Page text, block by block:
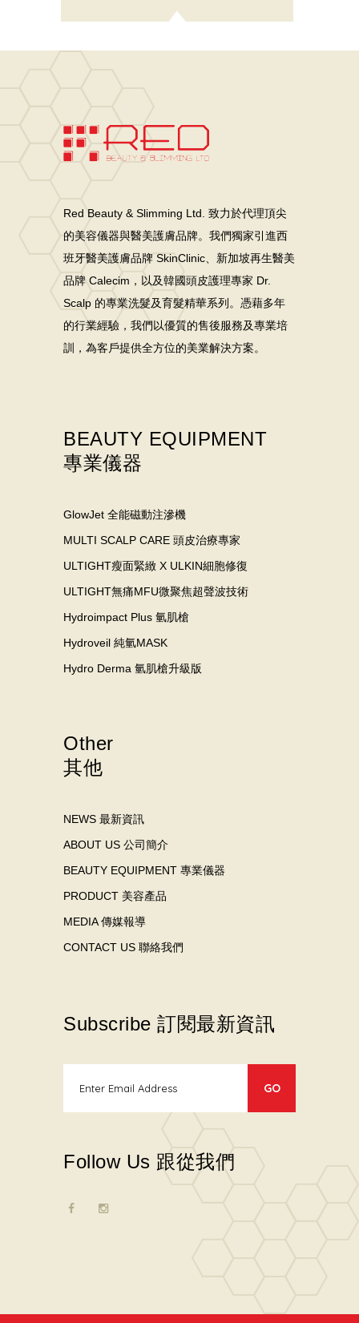
Red Beauty & Slimming Ltd. 致力於代理頂尖
的美容儀器與醫美護膚品牌。我們獨家引進西
班牙醫美護膚品牌 SkinClinic、新加坡再生醫美
品牌 Calecim，以及韓國頭皮護理專家 Dr.
Scalp 的專業洗髮及育髮精華系列。憑藉多年
的行業經驗，我們以優質的售後服務及專業培
訓，為客戶提供全方位的美業解決方案。
BEAUTY EQUIPMENT
專業儀器
GlowJet 全能磁動注滲機
MULTI SCALP CARE 頭皮治療專家
ULTIGHT瘦面緊緻 X ULKIN細胞修復
ULTIGHT無痛MFU微聚焦超聲波技術
Hydroimpact Plus 氫肌槍
Hydroveil 純氫MASK
Hydro Derma 氫肌槍升級版
Other
其他
NEWS 最新資訊
ABOUT US 公司簡介
BEAUTY EQUIPMENT 專業儀器
PRODUCT 美容產品
MEDIA 傳媒報導
CONTACT US 聯絡我們
Subscribe 訂閱最新資訊
Follow Us 跟從我們